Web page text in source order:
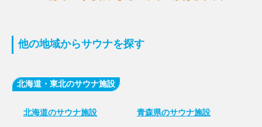
他の地域からサウナを探す
北海道・東北のサウナ施設
北海道のサウナ施設 青森県のサウナ施設